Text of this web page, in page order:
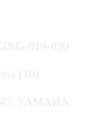
019-020
(10)
, YAMAHA